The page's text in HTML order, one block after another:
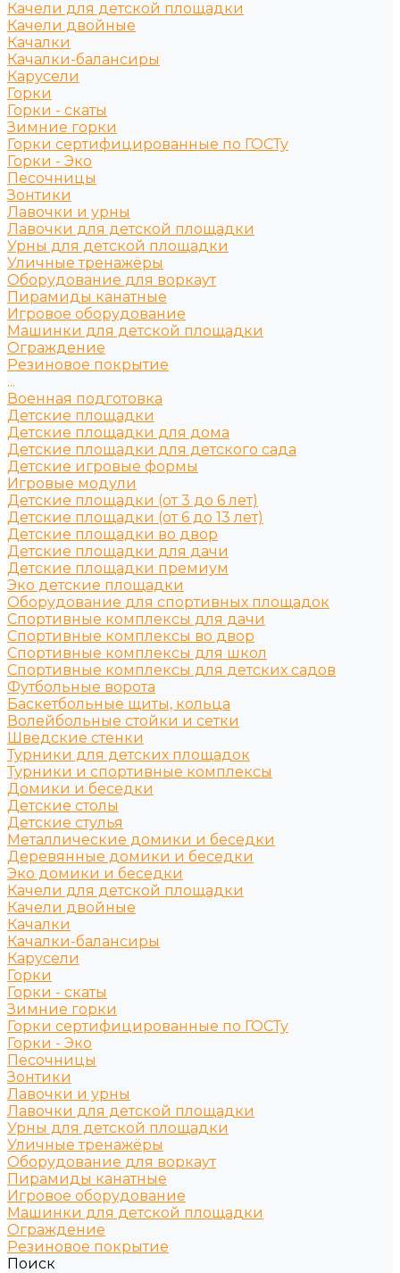
Качели для детской площадки
Качели двойные
Качалки
Качалки-балансиры
Карусели
Горки
Горки - скаты
Зимние горки
Горки сертифицированные по ГОСТу
Горки - Эко
Песочницы
Зонтики
Лавочки и урны
Лавочки для детской площадки
Урны для детской площадки
Уличные тренажёры
Оборудование для воркаут
Пирамиды канатные
Игровое оборудование
Машинки для детской площадки
Ограждение
Резиновое покрытие
...
Военная подготовка
Детские площадки
Детские площадки для дома
Детские площадки для детского сада
Детские игровые формы
Игровые модули
Детские площадки (от 3 до 6 лет)
Детские площадки (от 6 до 13 лет)
Детские площадки во двор
Детские площадки для дачи
Детские площадки премиум
Эко детские площадки
Оборудование для спортивных площадок
Спортивные комплексы для дачи
Спортивные комплексы во двор
Спортивные комплексы для школ
Спортивные комплексы для детских садов
Футбольные ворота
Баскетбольные щиты, кольца
Волейбольные стойки и сетки
Шведские стенки
Турники для детских площадок
Турники и спортивные комплексы
Домики и беседки
Детские столы
Детские стулья
Металлические домики и беседки
Деревянные домики и беседки
Эко домики и беседки
Качели для детской площадки
Качели двойные
Качалки
Качалки-балансиры
Карусели
Горки
Горки - скаты
Зимние горки
Горки сертифицированные по ГОСТу
Горки - Эко
Песочницы
Зонтики
Лавочки и урны
Лавочки для детской площадки
Урны для детской площадки
Уличные тренажёры
Оборудование для воркаут
Пирамиды канатные
Игровое оборудование
Машинки для детской площадки
Ограждение
Резиновое покрытие
Поиск